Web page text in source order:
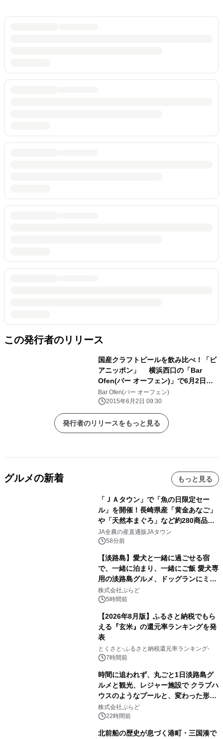
この発行者のリリース
国産クラフトビールを飲み比べ！「ビ
アニッポン」 横浜西口の「Bar
Ofen(バー オーフェン)」で6月2日か
ら9月30日まで開催 ～期間中は「ビー
ルに合う」おつまみも提供～
Bar Ofen(バー オーフェン)
2015年6月2日 09:30
発行者のリリースをもっと見る
グルメの新着 もっと見る
「ＪＡタウン」で「魚の日限定セー
ル」を開催！長崎県産「黄金あなご」
や「天然本まぐろ」など約280商品を
販売！～毎月１０日の定例企画～
JA全農の産直通販JAタウン
58分前
【淡路島】愛犬と一緒に過ごせる宿
で、一緒に泊まり、一緒にご飯 愛犬専
用の淡路島グルメ、ドッグランにミニ
プール グランピングとトレーラーハウ
スの2施設で
株式会社ぷらど
5時間前
【2026年8月版】ふるさと納税でもら
える『玄米』の還元率ランキングを発
表
とくさと-ふるさと納税還元率ランキング-
7時間前
時間に追われず、丸ごと1日淡路島グ
ルメと観光、レジャー施設で クラブハ
ウスのようなプールと、変わった形の
サウナも 「THE BOXY AWAJI」のお
得な素泊まり連泊プランで
株式会社ぷらど
22時間前
北前船の歴史が息づく港町・三国湊で